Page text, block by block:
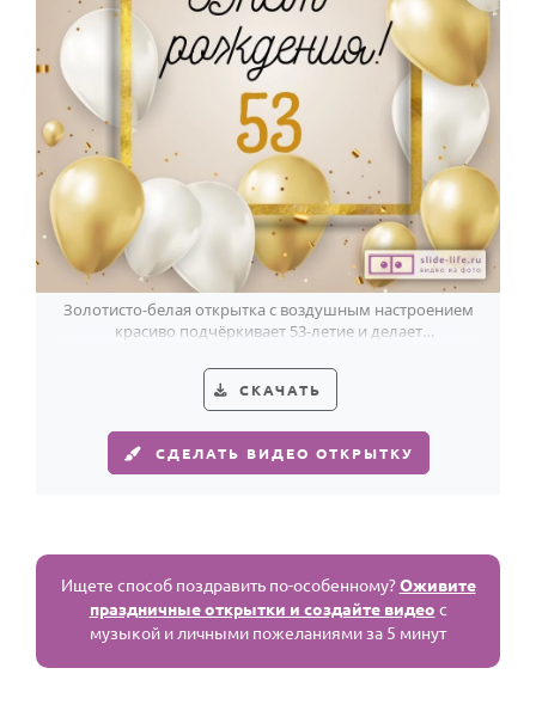
Золотисто-белая открытка с воздушным настроением
красиво подчёркивает 53-летие и делает
СКАЧАТЬ
СДЕЛАТЬ ВИДЕО ОТКРЫТКУ
Ищете способ поздравить по-особенному?Оживите
праздничные открытки и создайте видео с
музыкой и личными пожеланиями за 5 минут